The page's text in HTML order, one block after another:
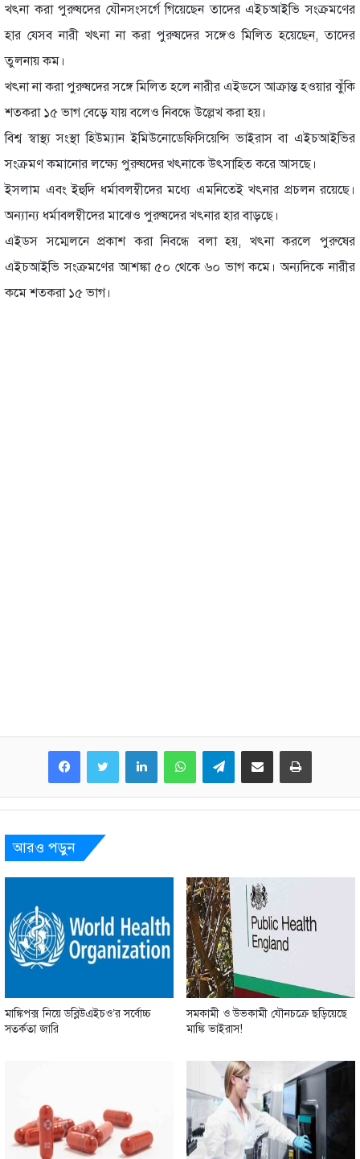
খৎনা করা পুরুষদের যৌনসংসর্গে গিয়েছেন তাদের এইচআইভি সংক্রমণের
হার যেসব নারী খৎনা না করা পুরুষদের সঙ্গেও মিলিত হয়েছেন, তাদের
তুলনায় কম।
খৎনা না করা পুরুষদের সঙ্গে মিলিত হলে নারীর এইডসে আক্রান্ত হওয়ার ঝুঁকি
শতকরা ১৫ ভাগ বেড়ে যায় বলেও নিবন্ধে উল্লেখ করা হয়।
বিশ্ব স্বাস্থ্য সংস্থা হিউম্যান ইমিউনোডেফিসিয়েন্সি ভাইরাস বা এইচআইভির
সংক্রমণ কমানোর লক্ষ্যে পুরুষদের খৎনাকে উৎসাহিত করে আসছে।
ইসলাম এবং ইহুদি ধর্মাবলম্বীদের মধ্যে এমনিতেই খৎনার প্রচলন রয়েছে।
অন্যান্য ধর্মাবলম্বীদের মাঝেও পুরুষদের খৎনার হার বাড়ছে।
এইডস সম্মেলনে প্রকাশ করা নিবন্ধে বলা হয়, খৎনা করলে পুরুষের
এইচআইভি সংক্রমণের আশঙ্কা ৫০ থেকে ৬০ ভাগ কমে। অন্যদিকে নারীর
কমে শতকরা ১৫ ভাগ।
LinkedInWhatsAppTelegramShare via Email Print
আরও পড়ুন
মাঙ্কিপক্স নিয়ে ডব্লিউএইচও’র সর্বোচ্চ
সতর্কতা জারি
সমকামী ও উভকামী যৌনচক্রে ছড়িয়েছে
মাঙ্কি ভাইরাস!